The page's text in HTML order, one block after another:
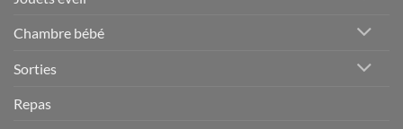
Chambre bébé
Sorties
Repas